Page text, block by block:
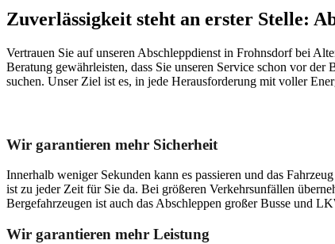
Zuverlässigkeit steht an erster Stelle:
Vertrauen Sie auf unseren Abschleppdienst in Frohnsdorf bei
Beratung gewährleisten, dass Sie unseren Service schon vor
suchen. Unser Ziel ist es, in jede Herausforderung mit voller
Wir garantieren mehr Sicherheit
Innerhalb weniger Sekunden kann es passieren und das
ist zu jeder Zeit für Sie da. Bei größeren Verkehrsunfällen
Bergefahrzeugen ist auch das Abschleppen großer Busse und
Wir garantieren mehr Leistung